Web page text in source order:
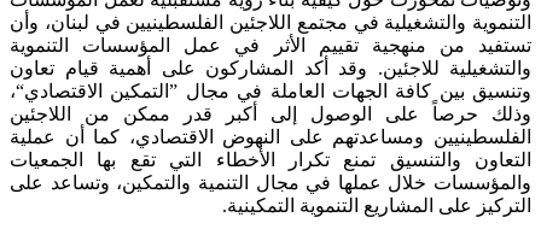
التنموية والتشغيلية في مجتمع اللاجئين الفلسطينيين في لبنان، وأن
تستفيد من منهجية تقييم الأثر في عمل المؤسسات التنموية
والتشغيلية للاجئين. وقد أكد المشاركون على أهمية قيام تعاون
وتنسيق بين كافة الجهات العاملة في مجال ”التمكين الاقتصادي“،
وذلك حرصاً على الوصول إلى أكبر قدر ممكن من اللاجئين
الفلسطينيين ومساعدتهم على النهوض الاقتصادي، كما أن عملية
التعاون والتنسيق تمنع تكرار الأخطاء التي تقع بها الجمعيات
والمؤسسات خلال عملها في مجال التنمية والتمكين، وتساعد على
التركيز على المشاريع التنموية التمكينية.